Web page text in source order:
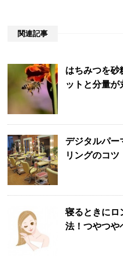
関連記事
はちみつを砂
ットと分量が
デジタルパー
リングのコツ
寝るときにロ
法！つやつや